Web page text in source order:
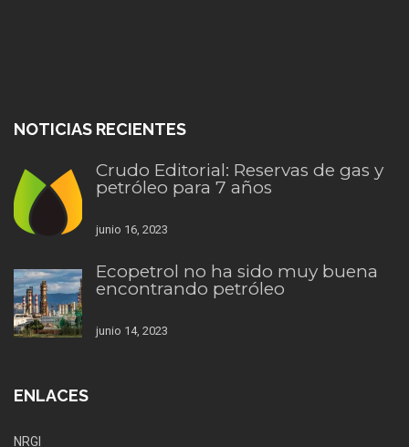
NOTICIAS RECIENTES
Crudo Editorial: Reservas de gas y
petróleo para 7 años
junio 16, 2023
Ecopetrol no ha sido muy buena
encontrando petróleo
junio 14, 2023
ENLACES
NRGI